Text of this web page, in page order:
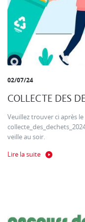
02/07/24
COLLECTE DES
Veuillez trouver ci après
veille au soir.
Lire la suite